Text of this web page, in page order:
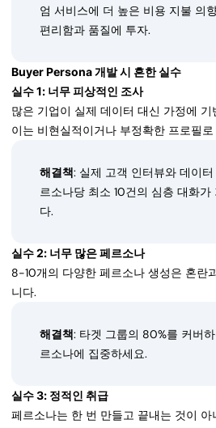
엄 서비스에 더 높은 비용 지불
편리함과 품질에 투자.
Buyer Persona 개발 시 흔한 실수
실수 1: 너무 피상적인 조사
많은 기업이 실제 데이터 대신 가정에
이는 비현실적이거나 부정확한 프로필
해결책: 실제 고객 인터뷰와 데이
르소나당 최소 10건의 심층 대화가
다.
실수 2: 너무 많은 페르소나
8-10개의 다양한 페르소나 생성은 혼란
니다.
해결책: 타겟 그룹의 80%를 커버
르소나에 집중하세요.
실수 3: 정적인 취급
페르소나는 한 번 만들고 끝내는 것이